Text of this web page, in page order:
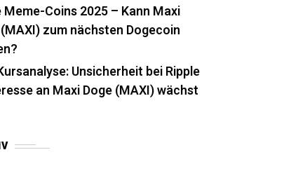
Meme-Coins 2025 – Kann Maxi
zum nächsten Dogecoin
Unsicherheit bei Ripple
an Maxi Doge (MAXI) wächst